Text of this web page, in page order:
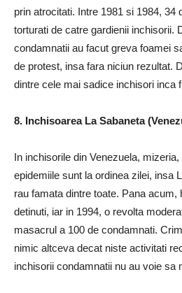
prin atrocitati. Intre 1981 si 1984, 34
torturati de catre gardienii inchisorii.
condamnatii au facut greva foamei
de protest, insa fara niciun rezultat.
dintre cele mai sadice inchisori inca
8. Inchisoarea La Sabaneta
In inchisorile din Venezuela,
epidemiile sunt la ordinea zilei, insa
rau famata dintre toate. Pana acum,
detinuti, iar in 1994, o revolta
masacrul a 100 de condamnati.
nimic altceva decat niste activitati
inchisorii condamnatii nu au voie sa